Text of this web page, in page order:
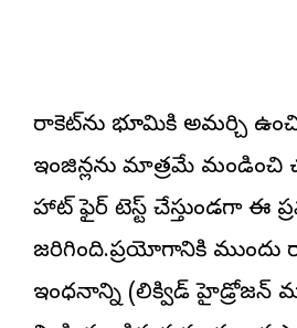
రాకెట్‌ను భూమికి అమర్చి
ఇంజిన్లను మాత్రమే మండించి
హాట్ ఫైర్ టెస్ట్ చేస్తుండగా ఈ
జరిగింది.ప్రయోగానికి ముందు
ఇంధనాన్ని (లిక్విడ్ హైడ్రోజన్